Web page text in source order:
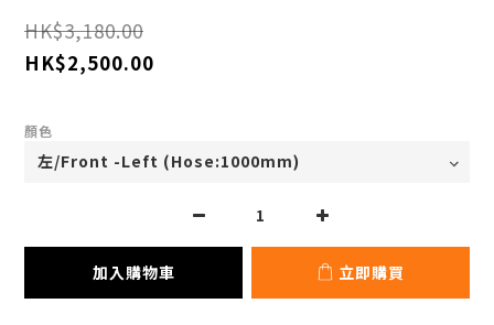
HK$3,180.00
HK$2,500.00
顏色
加入購物車 立即購買